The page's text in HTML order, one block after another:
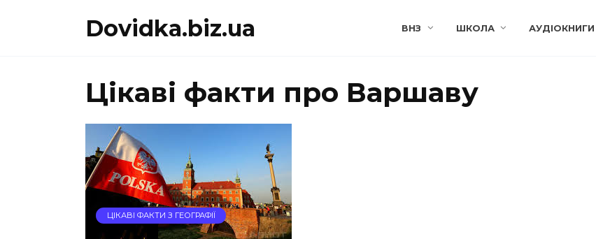
Dovidka.biz.ua ВНЗ ШКОЛА АУДІОКНИГИ
Цікаві факти про Варшаву
ЦІКАВІ ФАКТИ З ГЕОГРАФІЇ